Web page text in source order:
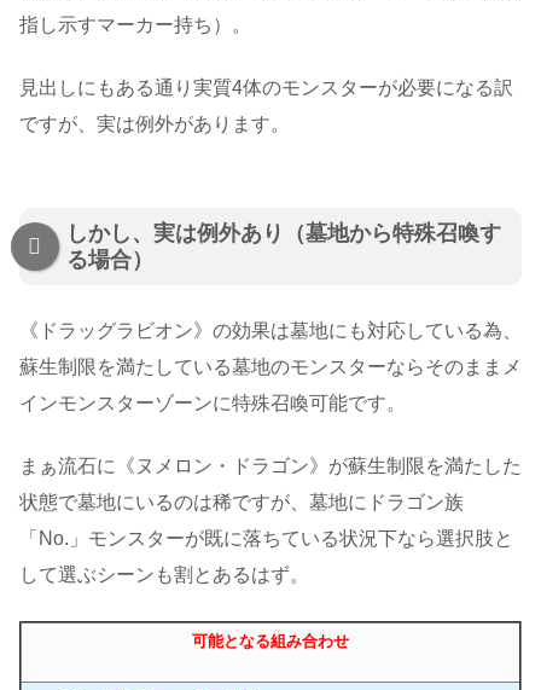
指し示すマーカー持ち）。
見出しにもある通り実質4体のモンスターが必要になる訳
ですが、実は例外があります。
しかし、実は例外あり（墓地から特殊召喚す
る場合）
《ドラッグラビオン》の効果は墓地にも対応している為、
蘇生制限を満たしている墓地のモンスターならそのままメ
インモンスターゾーンに特殊召喚可能です。
まぁ流石に《ヌメロン・ドラゴン》が蘇生制限を満たした
状態で墓地にいるのは稀ですが、墓地にドラゴン族
「No.」モンスターが既に落ちている状況下なら選択肢と
して選ぶシーンも割とあるはず。
可能となる組み合わせ